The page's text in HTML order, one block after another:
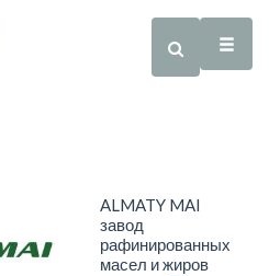
ALMATY MAI
завод
рафинированных
масел и жиров